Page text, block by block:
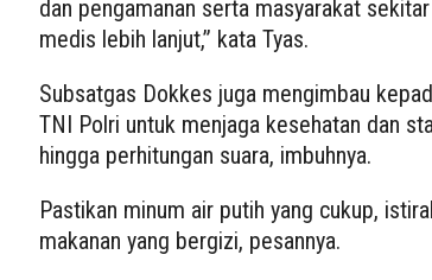
dan pengamanan serta masyarakat
medis lebih lanjut,” kata Tyas.
Subsatgas Dokkes juga mengimbau
TNI Polri untuk menjaga kesehatan dan
hingga perhitungan suara, imbuhnya.
Pastikan minum air putih yang cukup,
makanan yang bergizi, pesannya.